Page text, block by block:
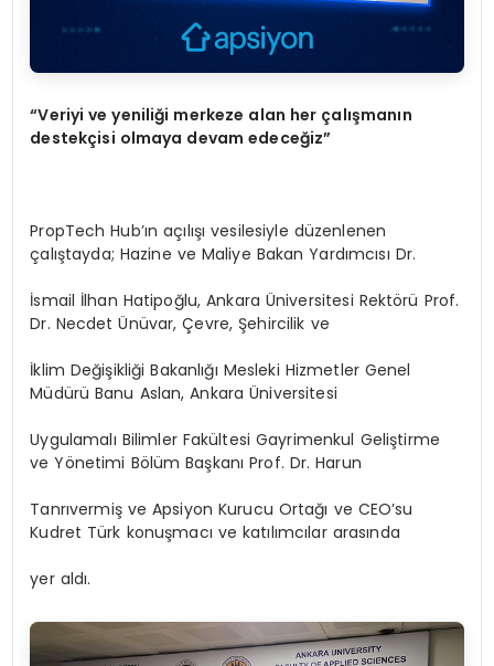
“Veriyi ve yeniliği merkeze alan her çalışmanın
destekçisi olmaya devam edeceğiz”
PropTech Hub’ın açılışı vesilesiyle düzenlenen
çalıştayda; Hazine ve Maliye Bakan Yardımcısı Dr.
İsmail İlhan Hatipoğlu, Ankara Üniversitesi Rektörü Prof.
Dr. Necdet Ünüvar, Çevre, Şehircilik ve
İklim Değişikliği Bakanlığı Mesleki Hizmetler Genel
Müdürü Banu Aslan, Ankara Üniversitesi
Uygulamalı Bilimler Fakültesi Gayrimenkul Geliştirme
ve Yönetimi Bölüm Başkanı Prof. Dr. Harun
Tanrıvermiş ve Apsiyon Kurucu Ortağı ve CEO’su
Kudret Türk konuşmacı ve katılımcılar arasında
yer aldı.